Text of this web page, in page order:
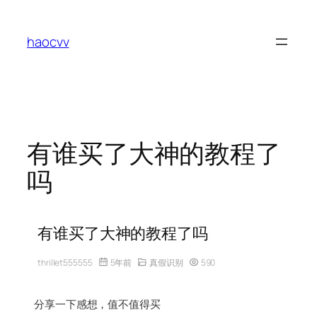
haocvv
有谁买了大神的教程了
吗
有谁买了大神的教程了吗
thrillet555555 5年前 真假识别 590
分享一下感想，值不值得买